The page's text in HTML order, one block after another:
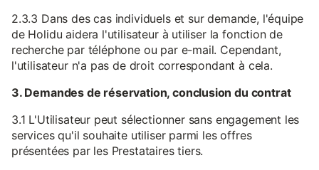
2.3.3 Dans des cas individuels et sur demande, l'équipe
de Holidu aidera l'utilisateur à utiliser la fonction de
recherche par téléphone ou par e-mail. Cependant,
l'utilisateur n'a pas de droit correspondant à cela.
3. Demandes de réservation, conclusion du contrat
3.1 L'Utilisateur peut sélectionner sans engagement les
services qu'il souhaite utiliser parmi les offres
présentées par les Prestataires tiers.